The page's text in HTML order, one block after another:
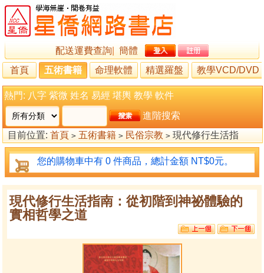
配送運費查詢
簡體
首頁
五術書籍 命理軟體 精選羅盤 教學VCD/DVD
熱門: 八字 紫微 姓名 易經 堪輿 教學 軟件
進階搜索
目前位置: 首頁 > 五術書籍 > 民俗宗教 > 現代修行生活指
南：從初階到神祕體驗的實相哲學之道
您的購物車中有 0 件商品，總計金額 NT$0元。
現代修行生活指南：從初階到神祕體驗的
實相哲學之道